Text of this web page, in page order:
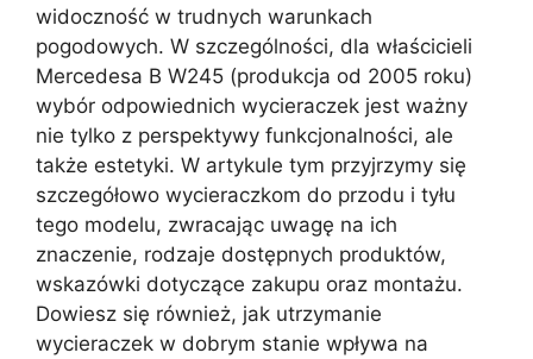
widoczność w trudnych warunkach
pogodowych. W szczególności, dla właścicieli
Mercedesa B W245 (produkcja od 2005 roku)
wybór odpowiednich wycieraczek jest ważny
nie tylko z perspektywy funkcjonalności, ale
także estetyki. W artykule tym przyjrzymy się
szczegółowo wycieraczkom do przodu i tyłu
tego modelu, zwracając uwagę na ich
znaczenie, rodzaje dostępnych produktów,
wskazówki dotyczące zakupu oraz montażu.
Dowiesz się również, jak utrzymanie
wycieraczek w dobrym stanie wpływa na